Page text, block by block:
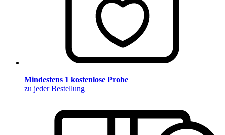
Mindestens 1 kostenlose Probe
zu jeder Bestellung